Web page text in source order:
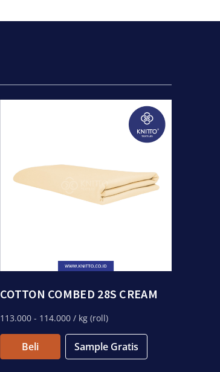
COTTON COMBED 28S CREAM
113.000 - 114.000 / kg (roll)
Beli Sample Gratis